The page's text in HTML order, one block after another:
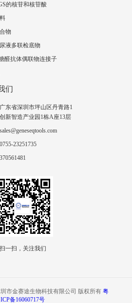
的核苷和核苷酸
物
液多联检底物
醛抗体偶联物连接子
们
东省深圳市坪山区丹青路1
新智造产业园1栋A座13层
23251735
扫一扫，关注我们
圳市金赛途生物科技有限公司 版权所有 粤
ICP备16060717号